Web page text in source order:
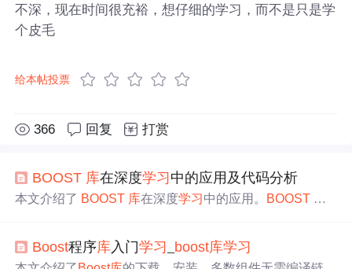
不深，现在时间很充裕，想仔细的学习，而不是只是学
个皮毛
给本帖投票
366 回复 打赏
BOOST 库在深度学习中的应用及代码分析
本文介绍了 BOOST 库在深度学习中的应用。 BOOST 库
预处理、支持神经网络层实现等。不过，它也存在
线陡、性能优化复杂和与框架协同难等问题。
Boost程序库 入门学习 boost库学习